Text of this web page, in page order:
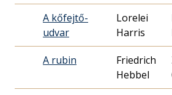
A kőfejtő-
udvar
Lorelei
Harris
A rubin
Friedrich
Hebbel